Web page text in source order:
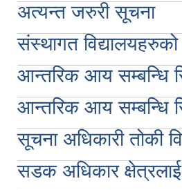
अत्यन्त जरुरी सूचना
संस्थागत विद्यालयहरुको
आन्तरिक आय सम्बन्धि
आन्तरिक आय सम्बन्धि
सूचना अधिकारी तोकी
सडक अधिकार